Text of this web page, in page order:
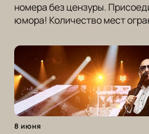
номера без цензуры.
юмора! Количество мест
8 июня